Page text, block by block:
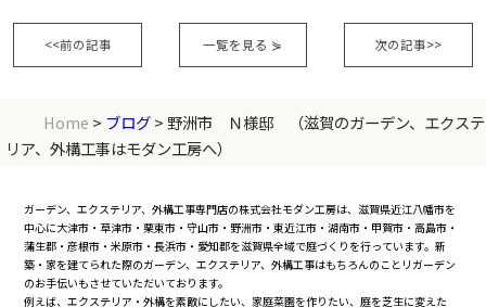
<<前の記事 次の記事>>
一覧を見る ⋟
Home > ブログ> 野洲市 Ｎ様邸 （滋賀のガーデン、エクステ
リア、外構工事はモダン工房へ）
ガーデン、エクステリア、外構工事専門店の株式会社モダン工房は、滋賀県近江八幡市を
中心に大津市・草津市・栗東市・守山市・野洲市・東近江市・湖南市・甲賀市・高島市・
蒲生郡・彦根市・米原市・長浜市・愛知郡を滋賀県全域で庭づくりを行っています。新
築・家を建てられた際のガーデン、エクステリア、外構工事はもちろんのことリガーデン
のお手伝いもさせていただいております。
例えば、エクステリア・外構を素敵にしたい、家庭菜園を作りたい、庭を芝生に変えた